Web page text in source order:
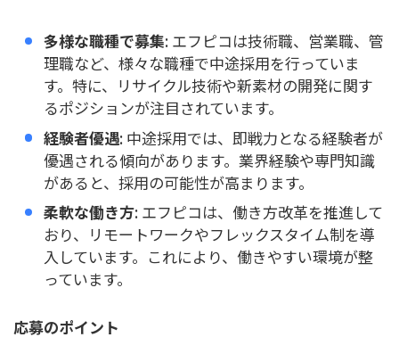
多様な職種で募集: エフピコは技術職、営業職、管
理職など、様々な職種で中途採用を行っていま
す。特に、リサイクル技術や新素材の開発に関す
るポジションが注目されています。
経験者優遇: 中途採用では、即戦力となる経験者が
優遇される傾向があります。業界経験や専門知識
があると、採用の可能性が高まります。
柔軟な働き方: エフピコは、働き方改革を推進して
おり、リモートワークやフレックスタイム制を導
入しています。これにより、働きやすい環境が整
っています。
応募のポイント